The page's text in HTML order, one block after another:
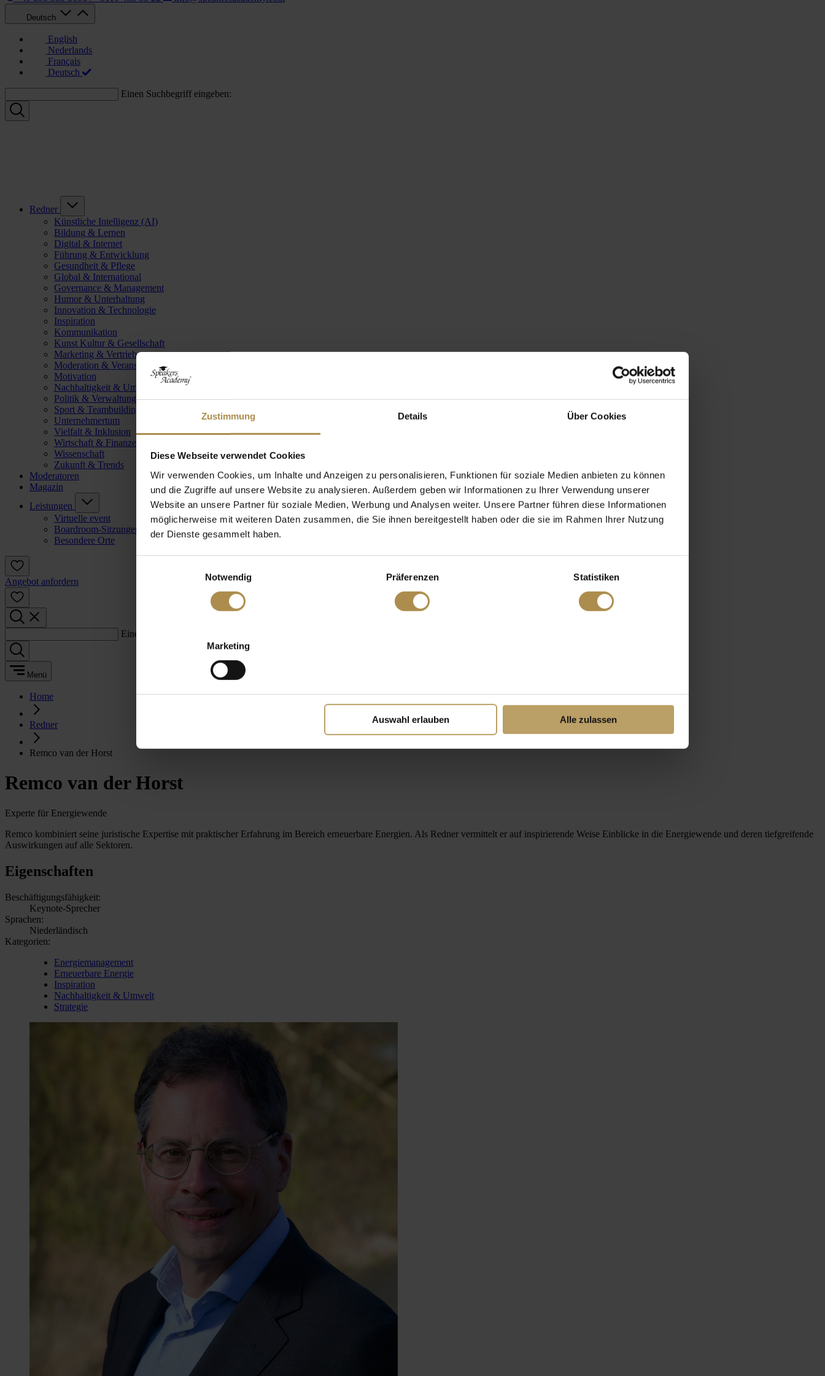
Zustimmung Details Über Cookies
Diese Webseite verwendet Cookies
Wir verwenden Cookies, um Inhalte und Anzeigen zu personalisieren, Funktionen für soziale Medien anbieten zu können
und die Zugriffe auf unsere Website zu analysieren. Außerdem geben wir Informationen zu Ihrer Verwendung unserer
Website an unsere Partner für soziale Medien, Werbung und Analysen weiter. Unsere Partner führen diese Informationen
möglicherweise mit weiteren Daten zusammen, die Sie ihnen bereitgestellt haben oder die sie im Rahmen Ihrer Nutzung
der Dienste gesammelt haben.
Notwendig
Präferenzen Statistiken
Marketing
Auswahl erlauben Alle zulassen
Deutsch
English
Nederlands
Français
Deutsch
Einen Suchbegriff eingeben:
Redner
Künstliche Intelligenz (AI)
Bildung & Lernen
Digital & Internet
Führung & Entwicklung
Gesundheit & Pflege
Global & International
Governance & Management
Humor & Unterhaltung
Innovation & Technologie
Inspiration
Kommunikation
Kunst Kultur & Gesellschaft
Marketing & Vertrieb
Moderation & Veranstaltungsleitung
Motivation
Nachhaltigkeit & Umwelt
Politik & Verwaltung
Sport & Teambuilding
Unternehmertum
Vielfalt & Inklusion
Wirtschaft & Finanzen
Wissenschaft
Zukunft & Trends
Moderatoren
Magazin
Leistungen
Virtuelle event
Boardroom-Sitzungen
Besondere Orte
Angebot anfordern
Einen Suchbegriff eingeben:
Menü
Home
Redner
Remco van der Horst
Remco van der Horst
Experte für Energiewende
Remco kombiniert seine juristische Expertise mit praktischer Erfahrung im Bereich erneuerbare Energien. Als Redner vermittelt er auf inspirierende Weise Einblicke in die Energiewende und deren tiefgreifende
Auswirkungen auf alle Sektoren.
Eigenschaften
Beschäftigungsfähigkeit:
Keynote-Sprecher
Sprachen:
Niederländisch
Kategorien:
Energiemanagement
Erneuerbare Energie
Inspiration
Nachhaltigkeit & Umwelt
Strategie